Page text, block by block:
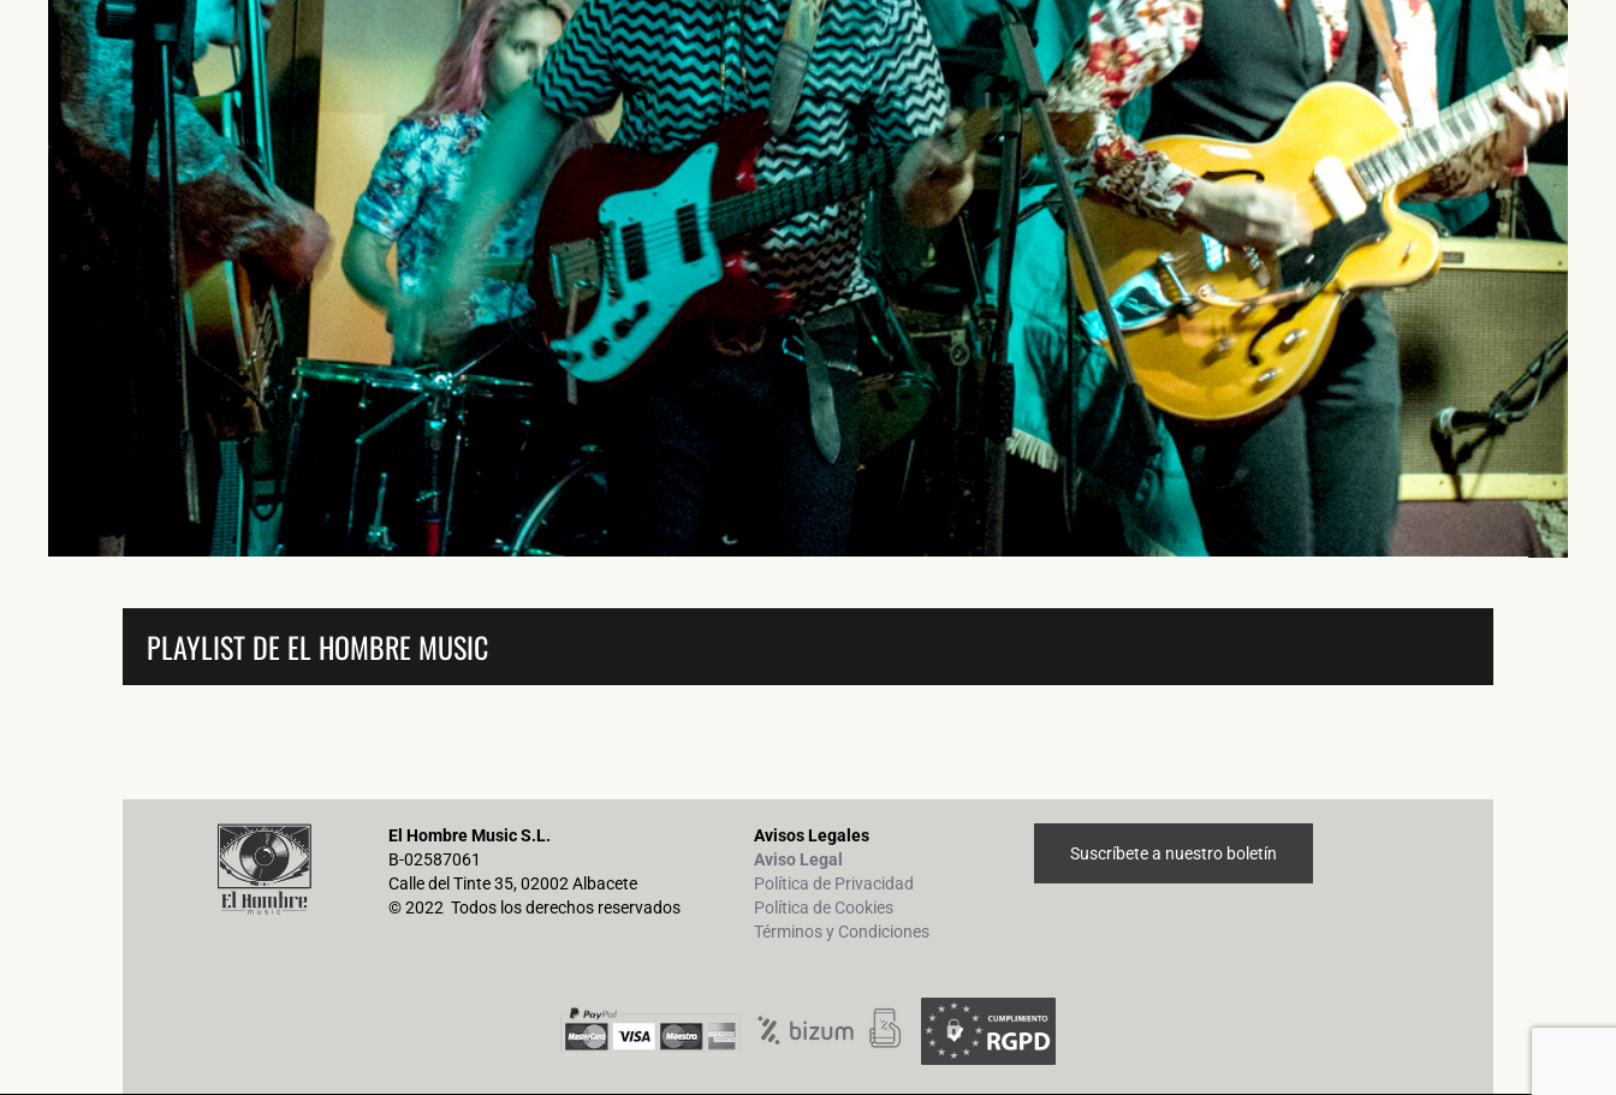
PLAYLIST DE EL HOMBRE MUSIC
El Hombre Music S.L.
B-02587061
Calle del Tinte 35, 02002 Albacete
© 2022 Todos los derechos reservados
Avisos Legales
Aviso Legal
Política de Privacidad
Política de Cookies
Términos y Condiciones
Suscríbete a nuestro boletín
He leído y acepto laPolítica de Privacidady laNota Legal
DARME DE ALTA